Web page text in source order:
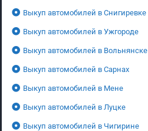
Выкуп автомобилей в Снигиревке
Выкуп автомобилей в Ужгороде
Выкуп автомобилей в Вольнянске
Выкуп автомобилей в Сарнах
Выкуп автомобилей в Мене
Выкуп автомобилей в Луцке
Выкуп автомобилей в Чигирине